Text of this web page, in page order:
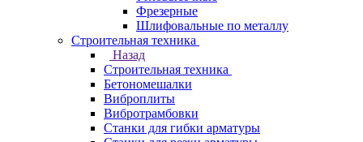
Фрезерные
Шлифовальные по металлу
Строительная техника
Назад
Строительная техника
Бетономешалки
Виброплиты
Вибротрамбовки
Станки для гибки арматуры